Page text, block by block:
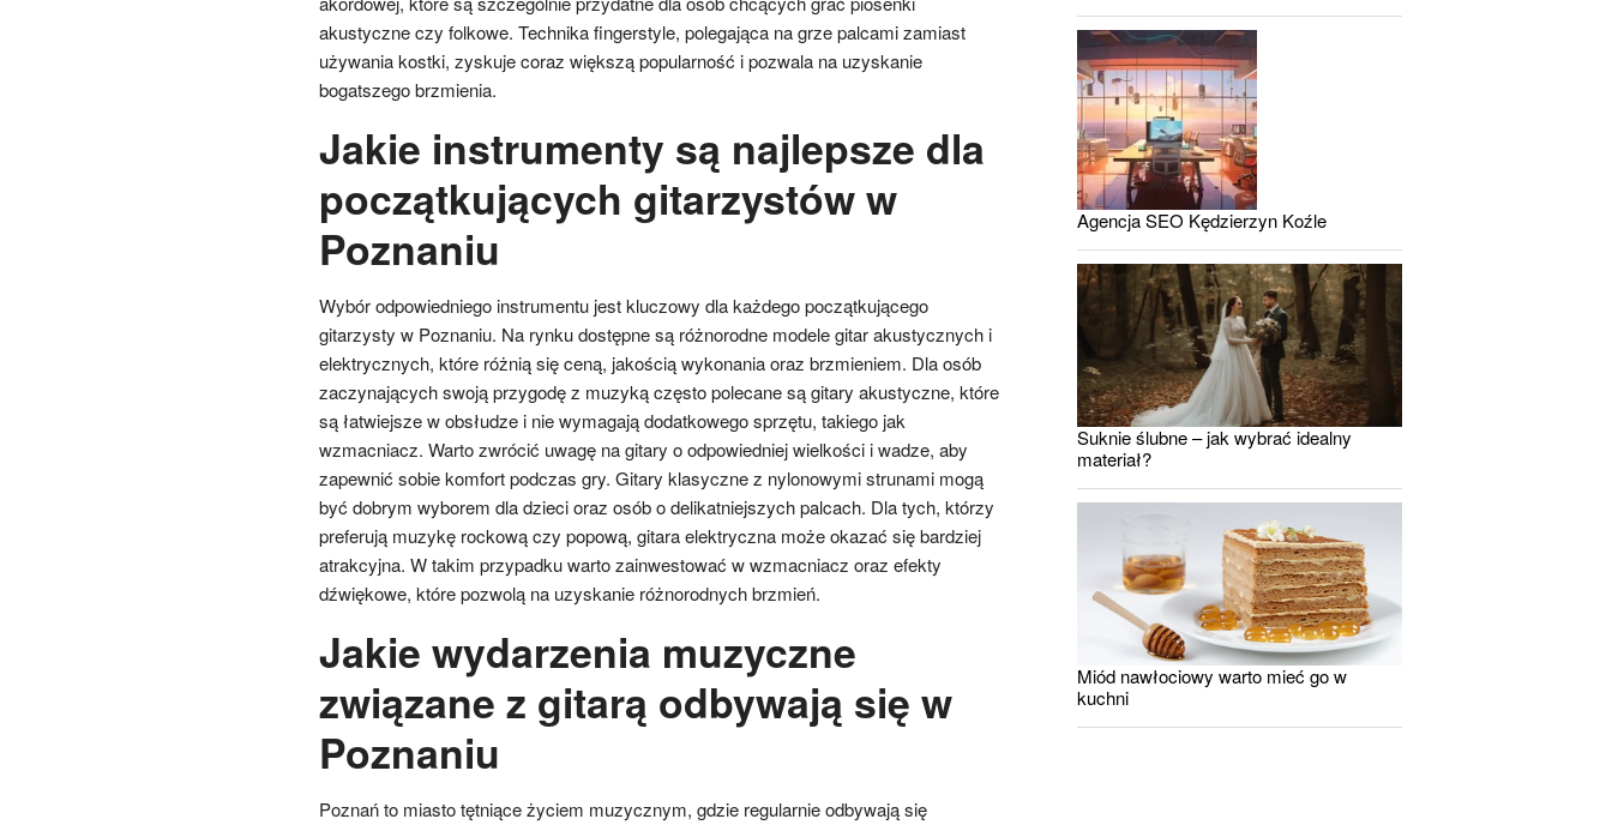
akustyczne czy folkowe. Technika fingerstyle, polegająca na grze palcami zamiast
używania kostki, zyskuje coraz większą popularność i pozwala na uzyskanie
bogatszego brzmienia.
Jakie instrumenty są najlepsze dla
początkujących gitarzystów w
Poznaniu
Wybór odpowiedniego instrumentu jest kluczowy dla każdego początkującego
gitarzysty w Poznaniu. Na rynku dostępne są różnorodne modele gitar akustycznych i
elektrycznych, które różnią się ceną, jakością wykonania oraz brzmieniem. Dla osób
zaczynających swoją przygodę z muzyką często polecane są gitary akustyczne, które
są łatwiejsze w obsłudze i nie wymagają dodatkowego sprzętu, takiego jak
wzmacniacz. Warto zwrócić uwagę na gitary o odpowiedniej wielkości i wadze, aby
zapewnić sobie komfort podczas gry. Gitary klasyczne z nylonowymi strunami mogą
być dobrym wyborem dla dzieci oraz osób o delikatniejszych palcach. Dla tych, którzy
preferują muzykę rockową czy popową, gitara elektryczna może okazać się bardziej
atrakcyjna. W takim przypadku warto zainwestować w wzmacniacz oraz efekty
dźwiękowe, które pozwolą na uzyskanie różnorodnych brzmień.
Jakie wydarzenia muzyczne
związane z gitarą odbywają się w
Poznaniu
Poznań to miasto tętniące życiem muzycznym, gdzie regularnie odbywają się
Agencja SEO Kędzierzyn Koźle
Suknie ślubne – jak wybrać idealny
materiał?
Miód nawłociowy warto mieć go w
kuchni